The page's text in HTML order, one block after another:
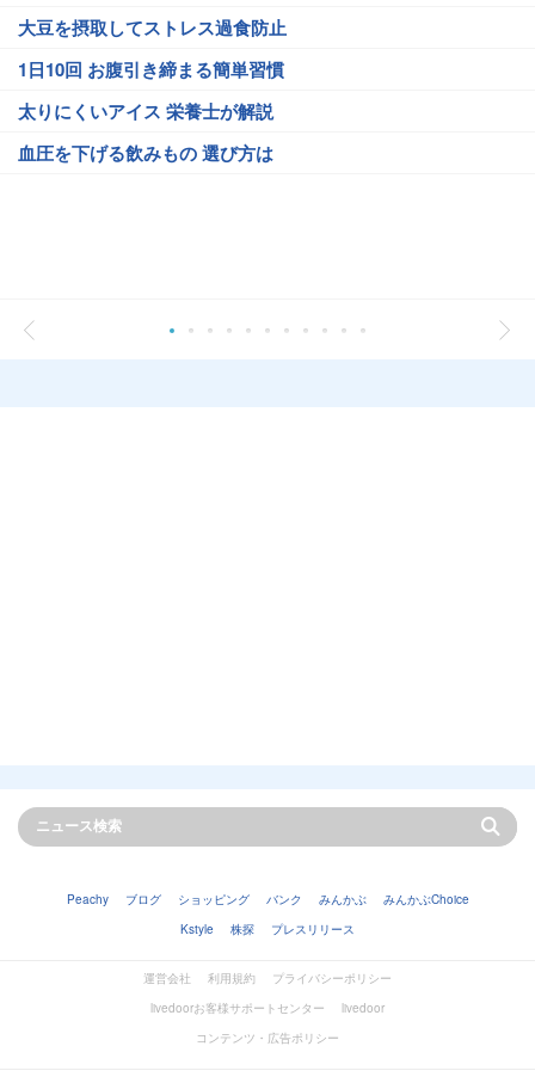
大豆を摂取してストレス過食防止
1日10回 お腹引き締まる簡単習慣
太りにくいアイス 栄養士が解説
血圧を下げる飲みもの 選び方は
Peachy ブログ ショッピング バンク みんかぶ
みんかぶChoice
Kstyle
株探 プレスリリース
運営会社 利用規約
プライバシーポリシー
livedoorお客様サポートセンター
livedoor
コンテンツ・広告ポリシー